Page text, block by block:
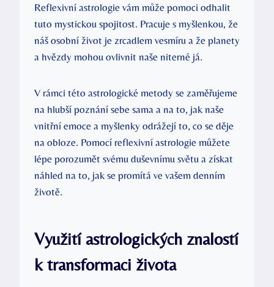
Reflexivní astrologie⁣ vám může pomoci ‌odhalit
⁤tuto mystickou spojitost. Pracuje s myšlenkou, ‌že
náš osobní život je zrcadlem vesmíru a že planety
a hvězdy‍ mohou ovlivnit naše ⁤niterné já.
V rámci této ⁢astrologické metody se zaměřujeme
na hlubší poznání sebe sama a na to, jak naše
⁢vnitřní emoce a myšlenky odrážejí to, co se děje
na obloze. Pomocí ⁢reflexivní‍ astrologie ⁤můžete
lépe porozumět svému‌ duševnímu světu a získat
náhled⁤ na ​to, jak se ​promítá ve ‌vašem denním
životě.
Využití astrologických znalostí
k transformaci života